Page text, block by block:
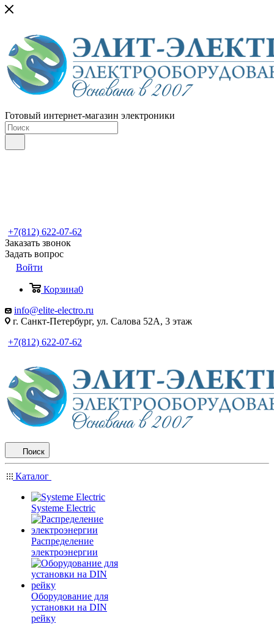
Готовый интернет-магазин электроники
+7(812) 622-07-62
Заказать звонок
Задать вопрос
Войти
Корзина0
info@elite-electro.ru
г. Санкт-Петербург, ул. Салова 52А, 3 этаж
+7(812) 622-07-62
Поиск
Каталог
Systeme Electric
Распределение
электроэнергии
Оборудование для
установки на DIN
рейку